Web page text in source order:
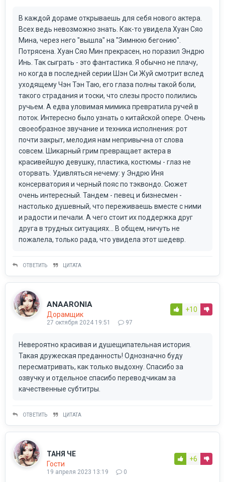
В каждой дораме открываешь для себя нового актера.
Всех ведь невозможно знать. Как-то увидела Хуан Сяо
Мина, через него "вышла" на "Зимнюю бегонию".
Потрясена. Хуан Сяо Мин прекрасен, но поразил Эндрю
Инь. Так сыграть - это фантастика. Я обычно не плачу,
но когда в последней серии Шэн Си Жуй смотрит вслед
уходящему Чэн Тэн Таю, его глаза полны такой боли,
такого страдания и тоски, что слезы просто полились
ручьем. А едва уловимая мимика превратила ручей в
поток. Интересно было узнать о китайской опере. Очень
своеобразное звучание и техника исполнения: рот
почти закрыт, мелодия нам непривычна от слова
совсем. Шикарный грим превращает актера в
красивейшую девушку, пластика, костюмы - глаз не
оторвать. Удивляться нечему: у Эндрю Иня
консерватория и черный пояс по тэквондо. Сюжет
очень интересный. Тандем - певец и бизнесмен -
настолько душевный, что переживаешь вместе с ними
и радости и печали. А чего стоит их поддержка друг
друга в трудных ситуациях... В общем, ничуть не
пожалела, только рада, что увидела этот шедевр.
ОТВЕТИТЬ ЦИТАТА
ANAARONIA
Дорамщик
27 октября 2024 19:51 97
+10
Невероятно красивая и душещипательная история.
Такая дружеская преданность! Однозначно буду
пересматривать, как только выдохну. Спасибо за
озвучку и отдельное спасибо переводчикам за
качественные субтитры.
ОТВЕТИТЬ ЦИТАТА
ТАНЯ ЧЕ
Гости
19 апреля 2023 13:19 0
+6